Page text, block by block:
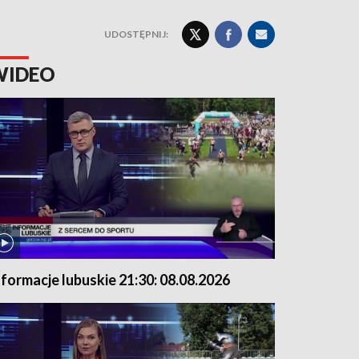
UDOSTĘPNIJ:
lubuskie 21:30: 08.08.2026